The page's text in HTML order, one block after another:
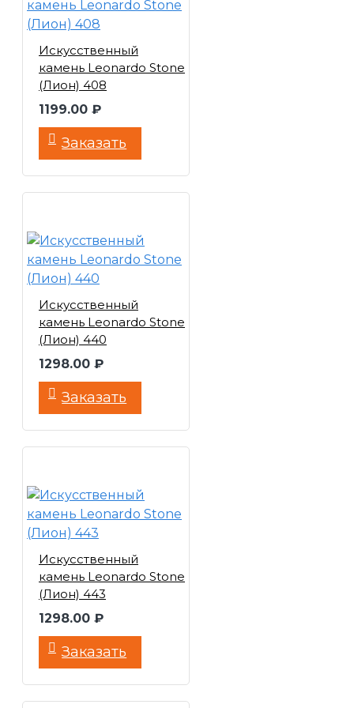
Искусственный
камень Leonardo Stone
(Лион) 408
1199.00 ₽
Заказать
Искусственный
камень Leonardo Stone
(Лион) 440
1298.00 ₽
Заказать
Искусственный
камень Leonardo Stone
(Лион) 443
1298.00 ₽
Заказать